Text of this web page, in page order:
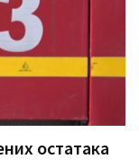
остатака